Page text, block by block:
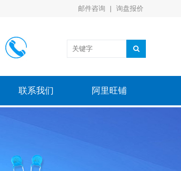
邮件咨询 | 询盘报价
联系我们 阿里旺铺